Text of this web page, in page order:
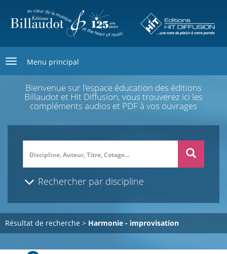
contenu
Menu principal
Bienvenue sur l'espace éducation des éditions
Billaudot et Hit Diffusion, vous trouverez ici les
compléments audios et PDF à vos ouvrages
Search
Rechercher par discipline
Résultat de recherche > Harmonie - improvisation